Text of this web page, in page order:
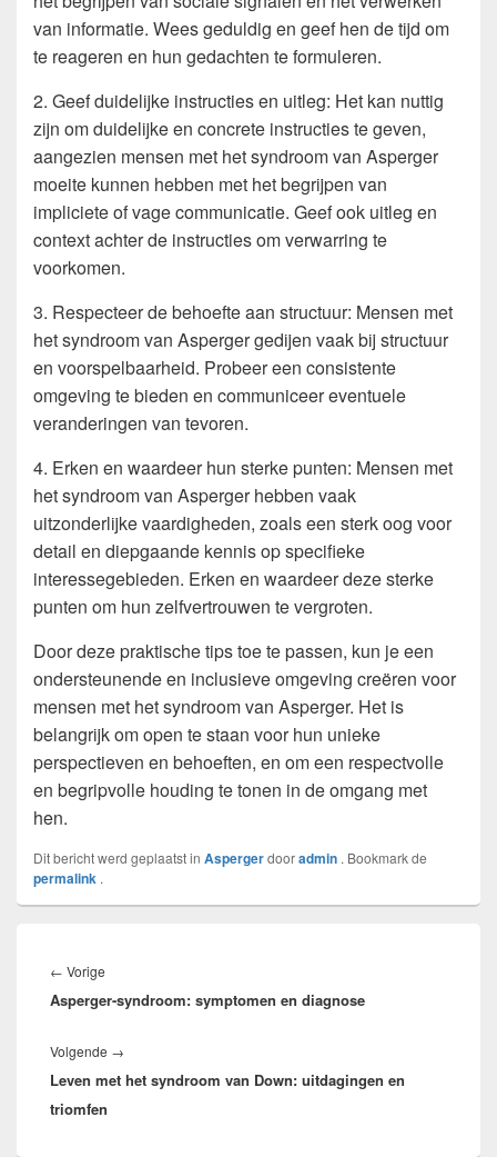
van informatie. Wees geduldig en geef hen de tijd om
te reageren en hun gedachten te formuleren.
2. Geef duidelijke instructies en uitleg: Het kan nuttig
zijn om duidelijke en concrete instructies te geven,
aangezien mensen met het syndroom van Asperger
moeite kunnen hebben met het begrijpen van
impliciete of vage communicatie. Geef ook uitleg en
context achter de instructies om verwarring te
voorkomen.
3. Respecteer de behoefte aan structuur: Mensen met
het syndroom van Asperger gedijen vaak bij structuur
en voorspelbaarheid. Probeer een consistente
omgeving te bieden en communiceer eventuele
veranderingen van tevoren.
4. Erken en waardeer hun sterke punten: Mensen met
het syndroom van Asperger hebben vaak
uitzonderlijke vaardigheden, zoals een sterk oog voor
detail en diepgaande kennis op specifieke
interessegebieden. Erken en waardeer deze sterke
punten om hun zelfvertrouwen te vergroten.
Door deze praktische tips toe te passen, kun je een
ondersteunende en inclusieve omgeving creëren voor
mensen met het syndroom van Asperger. Het is
belangrijk om open te staan voor hun unieke
perspectieven en behoeften, en om een respectvolle
en begripvolle houding te tonen in de omgang met
hen.
Dit bericht werd geplaatst in Aspergerdooradmin . Bookmark de
permalink .
navigatie
← Vorige
bericht:
Asperger-syndroom: symptomen en diagnose
Volgende →
bericht:
Leven met het syndroom van Down: uitdagingen en
triomfen